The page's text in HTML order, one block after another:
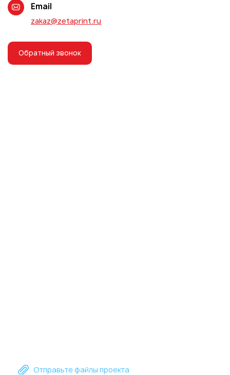
Email
zakaz@zetaprint.ru
Обратный звонок
Отправьте файлы проекта